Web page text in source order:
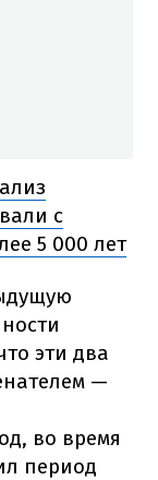
с
5 000 лет
эти два
—
во время
период